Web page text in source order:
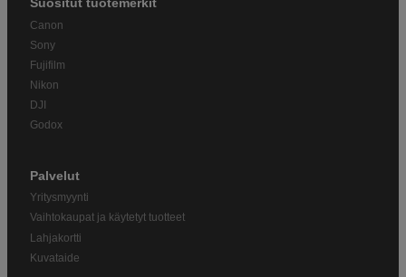
Suositut tuotemerkit
Canon
Sony
Fujifilm
Nikon
DJI
Godox
Palvelut
Yritysmyynti
Vaihtokaupat ja käytetyt tuotteet
Lahjakortti
Kuvataide